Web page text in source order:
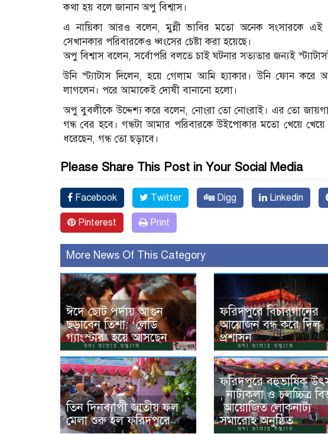
কথা হয় বলে জানান অপু বিশ্বাস।
এ নায়িকা আরও বলেন, মুন্নী ভাবির মতো অনেক সংসারকে এই
সেখানকার পরিবারকেও ধ্বংসের চেষ্টা করা হয়েছে।
অপু বিশ্বাস বলেন, সর্বোপরি বলতে চাই ঘটনার সত্যতার জন্যই
উনি স্ট্যাটাস দিলেন, হয়ে গেলাম আমি হ্যাকার। উনি ফোন করে
লাগলেন। পরে আমাকেই দোষী বানানো হলো।
অপু বুবলীকে উদ্দেশ্য করে বলেন, নোংরা তো নোংরাই। এর তো
গন্ধ বের হবে। গন্ধটা আমার পরিবারকে উইপোকার মতো খেয়ে
ধরেছেন, গন্ধ তো ছড়াবে।
Please Share This Post in Your Social Media
Facebook Twitter Digg Linkedin
Pinterest Print
More News Of This Category
ঈদে ছোট পর্দায় আগুন
ছড়াবেন তিশা: ‘লেডি
গ্যাংস্টার’ হয়ে আসছেন
ফরিদপুরে বিচারগানের
আয়োজন বন্ধ করে দিল
প্রশাসন
তিন দিনব্যাপী জাতীয় ফল
মেলা শুরু হল ফরিদপুরে
ফরিদপুরে বহুভাষিক
, নাট্যকলা ও চলচ্চিত্র
‌ আয়োজিত লোকনাট্য
সমারোহ অনুষ্ঠিত